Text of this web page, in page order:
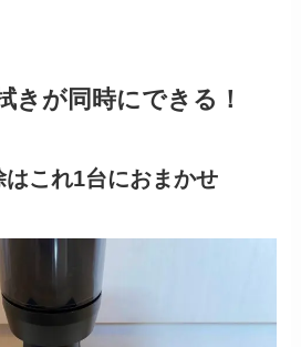
きが同時にできる！
これ1台におまかせ